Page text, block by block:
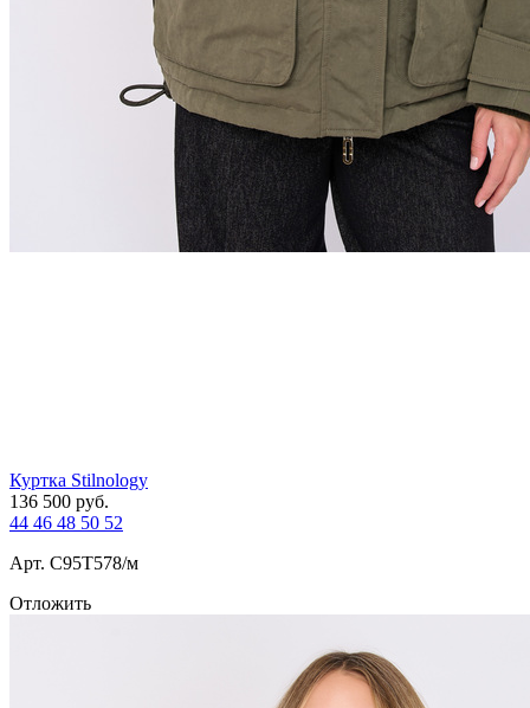
Куртка Stilnology
136 500 руб.
44 46 48 50 52
Арт. С95T578/м
Отложить